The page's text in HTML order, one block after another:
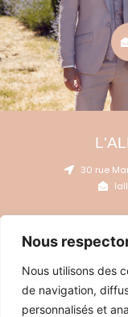
Nous
Nous utilisons des
de navigation,
personnalisés et
30 rue
BOURG-EN-BRESSE